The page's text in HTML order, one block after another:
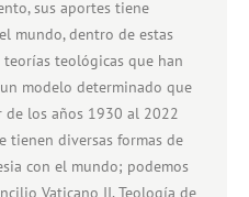
sus aportes tiene
mundo, dentro de estas
teológicas que han
modelo determinado que
de los años 1930 al 2022
tienen diversas formas de
con el mundo; podemos
Vaticano II, Teología de